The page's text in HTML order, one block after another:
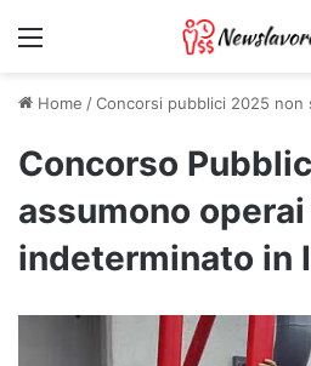
Menu
Home /Concorsi pubblici 2025 non
Concorso
assumono
indeterminato in